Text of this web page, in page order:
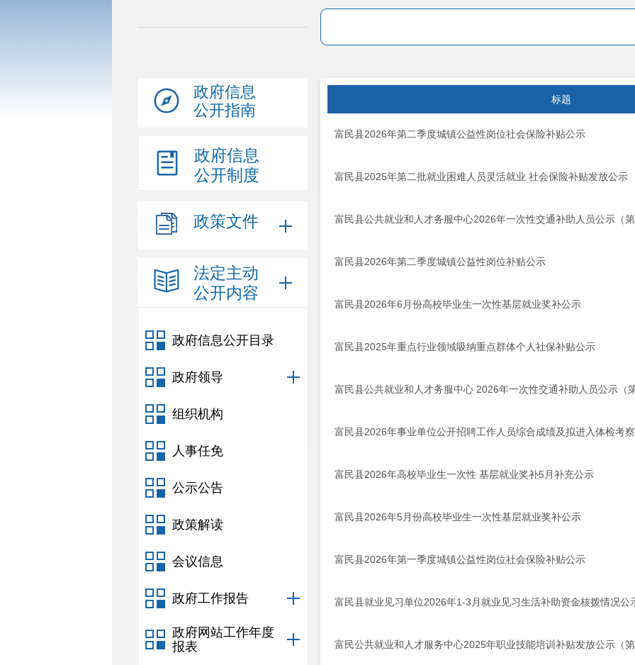
政府信息
公开指南
政府信息
公开制度
政策文件
法定主动
公开内容
政府信息公开目录
政府领导
组织机构
人事任免
公示公告
政策解读
会议信息
政府工作报告
政府网站工作年度
报表
标题
富民县2026年第二季度城镇公益性岗位社会保险补贴公示
富民县2025年第二批就业困难人员灵活就业 社会保险补贴发放公示
富民县公共就业和人才务服中心2026年一次性交通补助人员公示（
富民县2026年第二季度城镇公益性岗位补贴公示
富民县2026年6月份高校毕业生一次性基层就业奖补公示
富民县2025年重点行业领域吸纳重点群体个人社保补贴公示
富民县公共就业和人才务服中心 2026年一次性交通补助人员公示（
富民县2026年事业单位公开招聘工作人员综合成绩及拟进入体检考
富民县2026年高校毕业生一次性 基层就业奖补5月补充公示
富民县2026年5月份高校毕业生一次性基层就业奖补公示
富民县2026年第一季度城镇公益性岗位社会保险补贴公示
富民县就业见习单位2026年1-3月就业见习生活补助资金核拨情况公
富民公共就业和人才服务中心2025年职业技能培训补贴发放公示（